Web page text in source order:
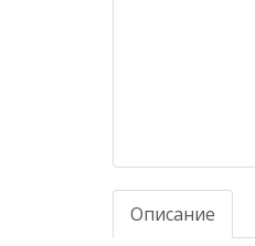
Описание